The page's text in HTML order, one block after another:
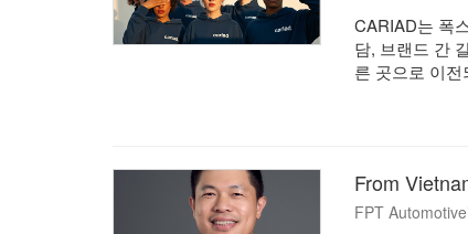
CARIAD는 폭
담, 브랜드 간
른 곳으로 이
From
FPT